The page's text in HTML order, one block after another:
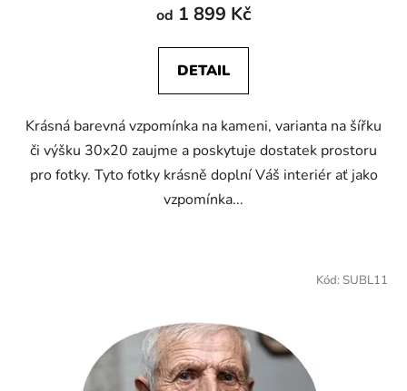
od 1 899 Kč
DETAIL
Krásná barevná vzpomínka na kameni, varianta na šířku
či výšku 30x20 zaujme a poskytuje dostatek prostoru
pro fotky. Tyto fotky krásně doplní Váš interiér ať jako
vzpomínka...
Kód: SUBL11